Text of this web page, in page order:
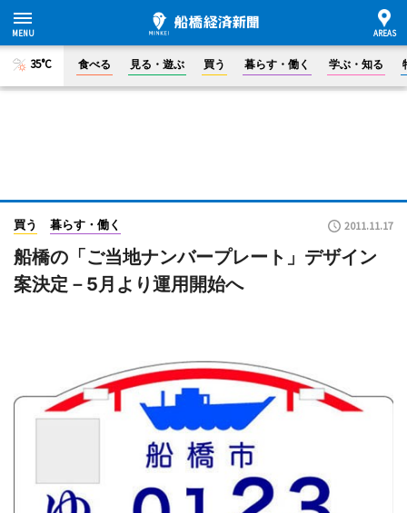
35°C 食べる 見る・遊ぶ 買う 暮らす・働く 学ぶ・知る
買う 暮らす・働く 2011.11.17
船橋の「ご当地ナンバープレート」デザイン
案決定－5月より運用開始へ